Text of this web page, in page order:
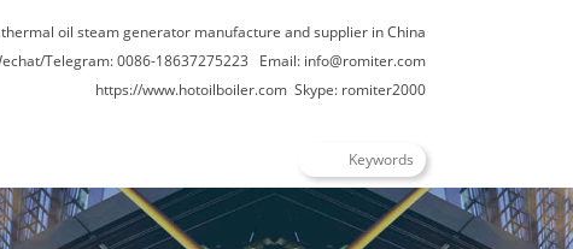
oil steam generator manufacture and supplier in China
Telegram: 0086-18637275223 Email: info@romiter.com
https://www.hotoilboiler.com Skype: romiter2000